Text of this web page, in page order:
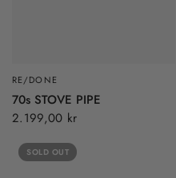
RE/DONE
70s STOVE PIPE
2.199,00 kr
SOLD OUT